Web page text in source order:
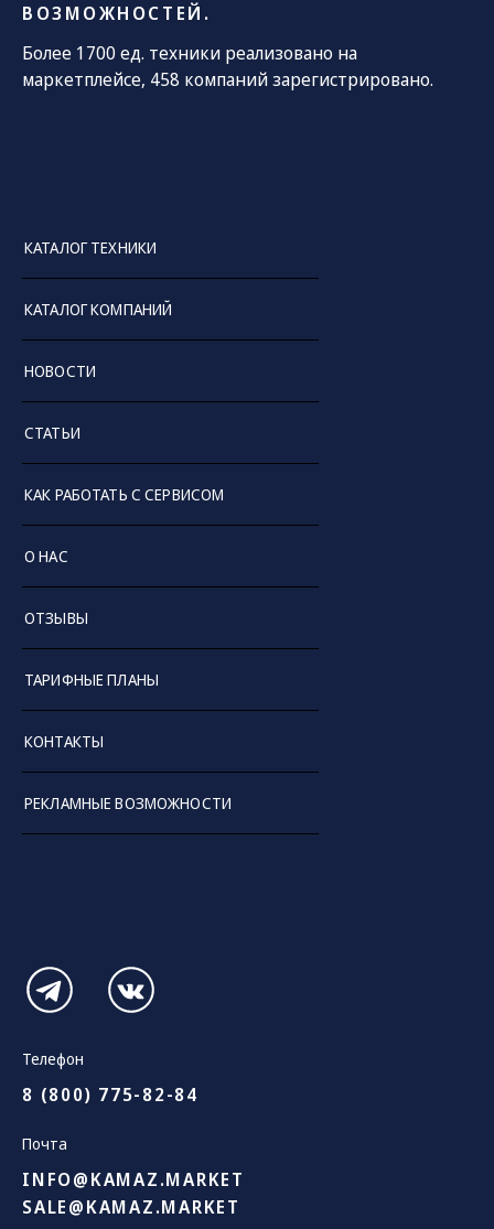
ВОЗМОЖНОСТЕЙ.
Более 1700 ед. техники реализовано на
маркетплейсе, 458 компаний зарегистрировано.
КАТАЛОГ ТЕХНИКИ
КАТАЛОГ КОМПАНИЙ
НОВОСТИ
СТАТЬИ
КАК РАБОТАТЬ С СЕРВИСОМ
О НАС
ОТЗЫВЫ
ТАРИФНЫЕ ПЛАНЫ
КОНТАКТЫ
РЕКЛАМНЫЕ ВОЗМОЖНОСТИ
Телефон
8 (800) 775-82-84
Почта
INFO@KAMAZ.MARKET
SALE@KAMAZ.MARKET